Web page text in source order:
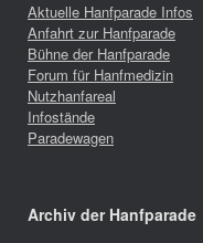
Aktuelle Hanfparade Infos
Anfahrt zur Hanfparade
Bühne der Hanfparade
Forum für Hanfmedizin
Nutzhanfareal
Infostände
Paradewagen
Archiv der Hanfparade